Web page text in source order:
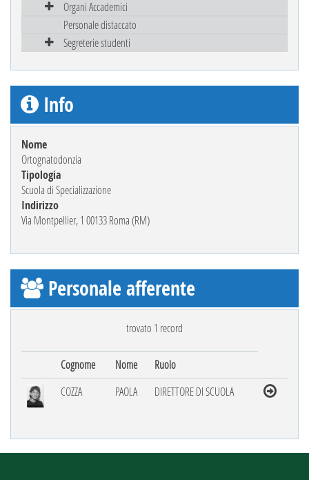
Organi Accademici
Personale distaccato
Segreterie studenti
Info
Nome
Ortognatodonzia
Tipologia
Scuola di Specializzazione
Indirizzo
Via Montpellier, 1 00133 Roma (RM)
Personale afferente
trovato 1 record
Cognome Nome
Ruolo
COZZA
PAOLA DIRETTORE DI SCUOLA